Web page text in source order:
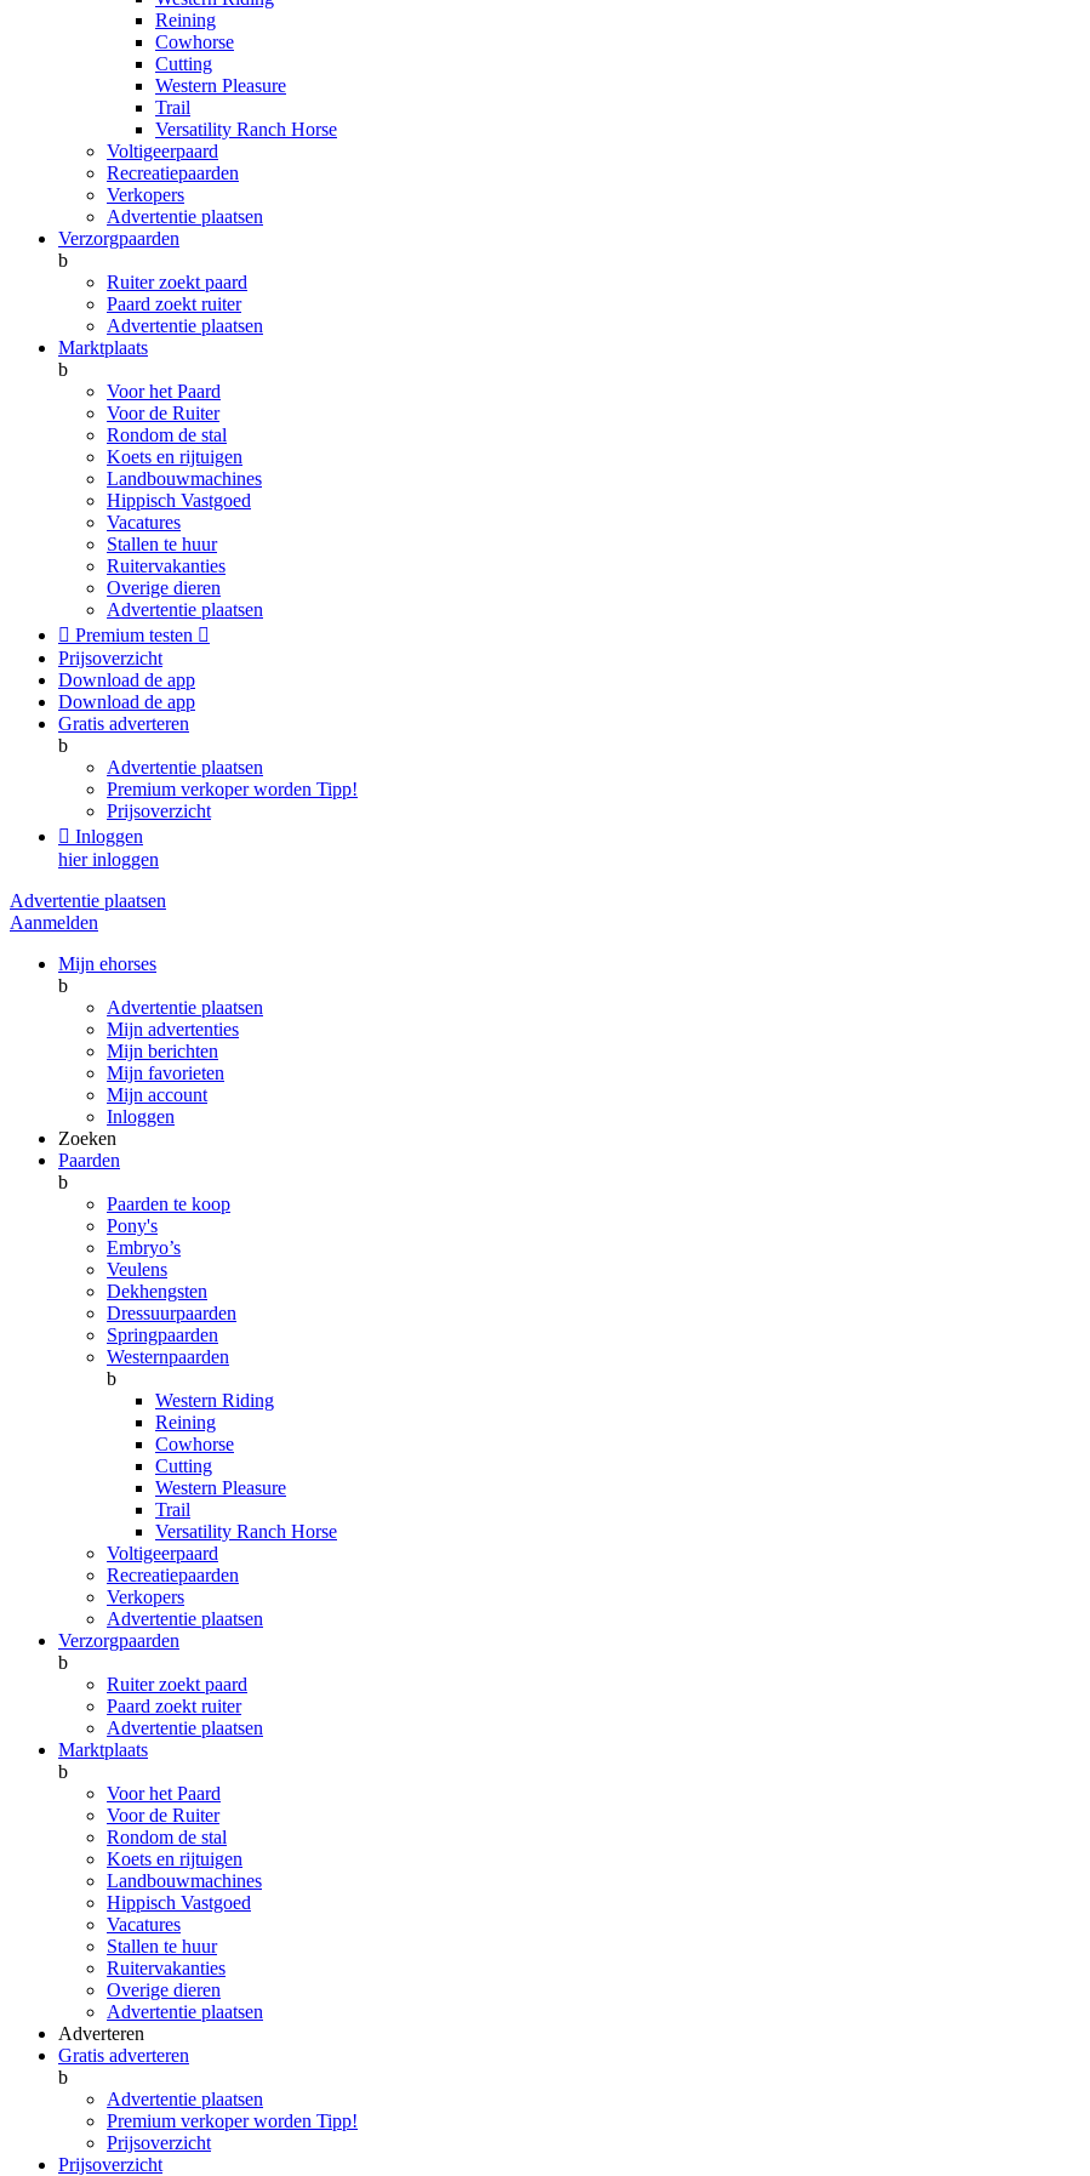
Reining
Cowhorse
Cutting
Western Pleasure
Trail
Versatility Ranch Horse
Voltigeerpaard
Recreatiepaarden
Verkopers
Advertentie plaatsen
Verzorgpaarden
b
Ruiter zoekt paard
Paard zoekt ruiter
Advertentie plaatsen
Marktplaats
b
Voor het Paard
Voor de Ruiter
Rondom de stal
Koets en rijtuigen
Landbouwmachines
Hippisch Vastgoed
Vacatures
Stallen te huur
Ruitervakanties
Overige dieren
Advertentie plaatsen
 Premium testen 
Prijsoverzicht
Download de app
Download de app
Gratis adverteren
b
Advertentie plaatsen
Premium verkoper worden Tipp!
Prijsoverzicht
 Inloggen
hier inloggen
Advertentie plaatsen
Aanmelden
Mijn ehorses
b
Advertentie plaatsen
Mijn advertenties
Mijn berichten
Mijn favorieten
Mijn account
Inloggen
Zoeken
Paarden
b
Paarden te koop
Pony's
Embryo’s
Veulens
Dekhengsten
Dressuurpaarden
Springpaarden
Westernpaarden
b
Western Riding
Reining
Cowhorse
Cutting
Western Pleasure
Trail
Versatility Ranch Horse
Voltigeerpaard
Recreatiepaarden
Verkopers
Advertentie plaatsen
Verzorgpaarden
b
Ruiter zoekt paard
Paard zoekt ruiter
Advertentie plaatsen
Marktplaats
b
Voor het Paard
Voor de Ruiter
Rondom de stal
Koets en rijtuigen
Landbouwmachines
Hippisch Vastgoed
Vacatures
Stallen te huur
Ruitervakanties
Overige dieren
Advertentie plaatsen
Adverteren
Gratis adverteren
b
Advertentie plaatsen
Premium verkoper worden Tipp!
Prijsoverzicht
Prijsoverzicht